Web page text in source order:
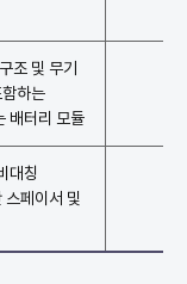
조 및 무기
하는
배터리 모듈
대칭
스페이서 및